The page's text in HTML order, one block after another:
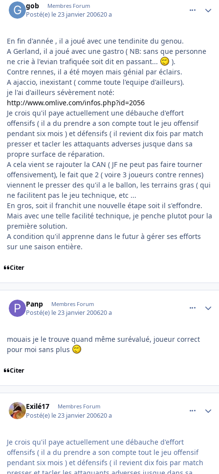
gob Membres Forum
Posté(e) le 23 janvier 200620 a
En fin d'année , il a joué avec une tendinite du genou.
A Gerland, il a joué avec une gastro ( NB: sans que personne
ne crie à l'evian trafiquée soit dit en passant...
).
Contre rennes, il a été moyen mais génial par éclairs.
A ajaccio, inexistant ( comme toute l'equipe d'ailleurs).
je l'ai d'ailleurs sévèrement noté:
http://www.omlive.com/infos.php?id=2056
Je crois qu'il paye actuellement une débauche d'effort
offensifs ( il a du prendre a son compte tout le jeu offensif
pendant six mois ) et défensifs ( il revient dix fois par match
presser et tacler les attaquants adverses jusque dans sa
propre surface de réparation.
A cela vient se rajouter la CAN ( JF ne peut pas faire tourner
offensivement), le fait que 2 ( voire 3 joueurs contre rennes)
viennent le presser des qu'il a le ballon, les terrains gras ( qui
ne facilitent pas le jeu technique, etc ...
En gros, soit il franchit une nouvelle étape soit il s'effondre.
Mais avec une telle facilité technique, je penche plutot pour la
première solution.
A condition qu'il apprenne dans le futur à gérer ses efforts
sur une saison entière.
Citer
Panp Membres Forum
Posté(e) le 23 janvier 200620 a
mouais je le trouve quand même surévalué, joueur correct
pour moi sans plus
Citer
Exilé17 Membres Forum
Posté(e) le 23 janvier 200620 a
Je crois qu'il paye actuellement une débauche d'effort
offensifs ( il a du prendre a son compte tout le jeu offensif
pendant six mois ) et défensifs ( il revient dix fois par match